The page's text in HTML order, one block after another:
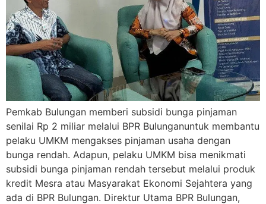
Pemkab Bulungan memberi subsidi bunga pinjaman
senilai Rp 2 miliar melalui BPR Bulunganuntuk membantu
pelaku UMKM mengakses pinjaman usaha dengan
bunga rendah. Adapun, pelaku UMKM bisa menikmati
subsidi bunga pinjaman rendah tersebut melalui produk
kredit Mesra atau Masyarakat Ekonomi Sejahtera yang
ada di BPR Bulungan. Direktur Utama BPR Bulungan,